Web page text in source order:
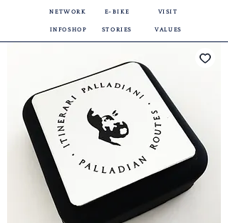
E-BIKE
NETWORK VISIT
STORIES
INFOSHOP VALUES